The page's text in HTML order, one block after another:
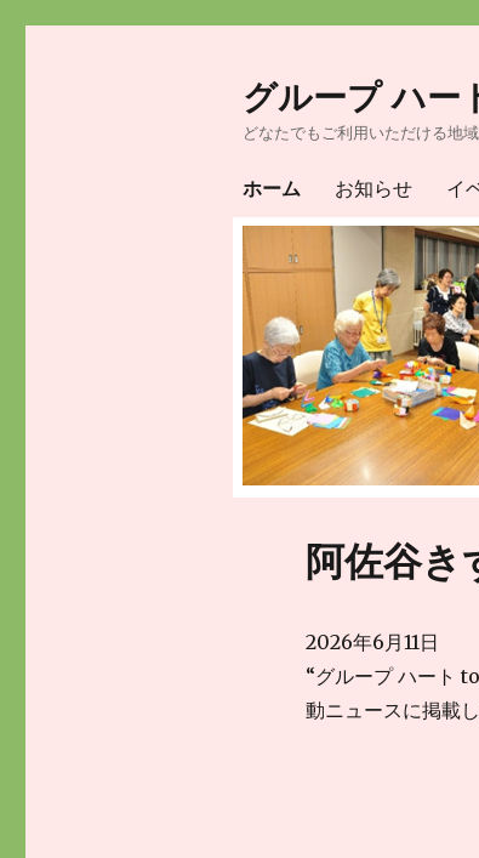
グループ ハー
どなたでもご利用いただける地
ホーム お知らせ イ
阿佐谷き
2026年6月11日
“グループ ハート
動ニュースに掲載し